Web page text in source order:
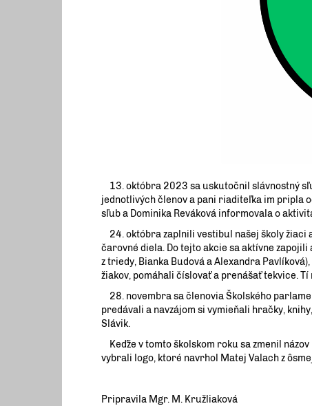
13. októbra 2023 sa uskutočnil slávnostný
jednotlivých členov a pani riaditeľka im pripla
sľub a Dominika Reváková informovala o
24. októbra zaplnili vestibul našej školy
čarovné diela. Do tejto akcie sa aktívne
z triedy, Bianka Budová a Alexandra
žiakov, pomáhali číslovať a prenášať tekvice.
28. novembra sa členovia Školského
predávali a navzájom si vymieňali hračky,
Slávik.
Keďže v tomto školskom roku sa zmenil
vybrali logo, ktoré navrhol Matej Valach z
Pripravila Mgr. M. Kružliaková